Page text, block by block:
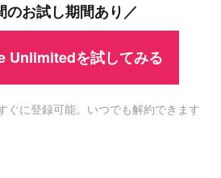
のお試し期間あり／
Unlimitedを試してみる
ぐに登録可能。いつでも解約できます